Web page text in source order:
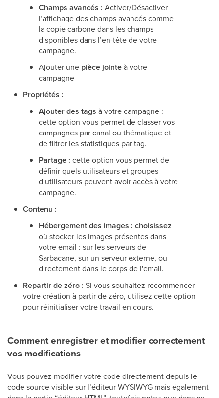
Champs avancés : Activer/Désactiver
l’affichage des champs avancés comme
la copie carbone dans les champs
disponibles dans l’en-tête de votre
campagne.
Ajouter une pièce jointeà votre
campagne
Propriétés :
Ajouter des tags à votre campagne :
cette option vous permet de classer vos
campagnes par canal ou thématique et
de filtrer les statistiques par tag.
Partage : cette option vous permet de
définir quels utilisateurs et groupes
d’utilisateurs peuvent avoir accès à votre
campagne.
Contenu :
Hébergement des images : choisissez
où stocker les images présentes dans
votre email : sur les serveurs de
Sarbacane, sur un serveur externe, ou
directement dans le corps de l'email.
Repartir de zéro : Si vous souhaitez recommencer
votre création à partir de zéro, utilisez cette option
pour réinitialiser votre travail en cours.
Comment enregistrer et modifier correctement
vos modifications
Vous pouvez modifier votre code directement depuis le
code source visible sur l’éditeur WYSIWYG mais également